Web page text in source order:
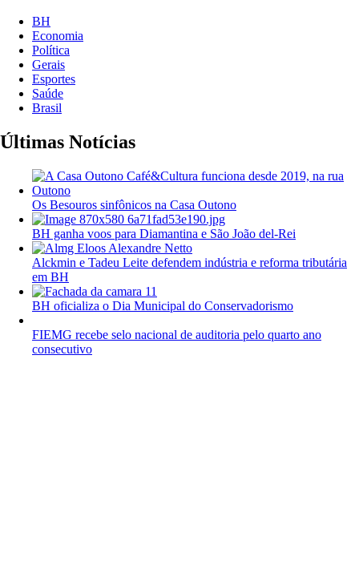
BH
Economia
Política
Gerais
Esportes
Saúde
Brasil
Últimas Notícias
Os Besouros sinfônicos na Casa Outono
BH ganha voos para Diamantina e São João del-Rei
Alckmin e Tadeu Leite defendem indústria e reforma tributária
em BH
BH oficializa o Dia Municipal do Conservadorismo
FIEMG recebe selo nacional de auditoria pelo quarto ano
consecutivo